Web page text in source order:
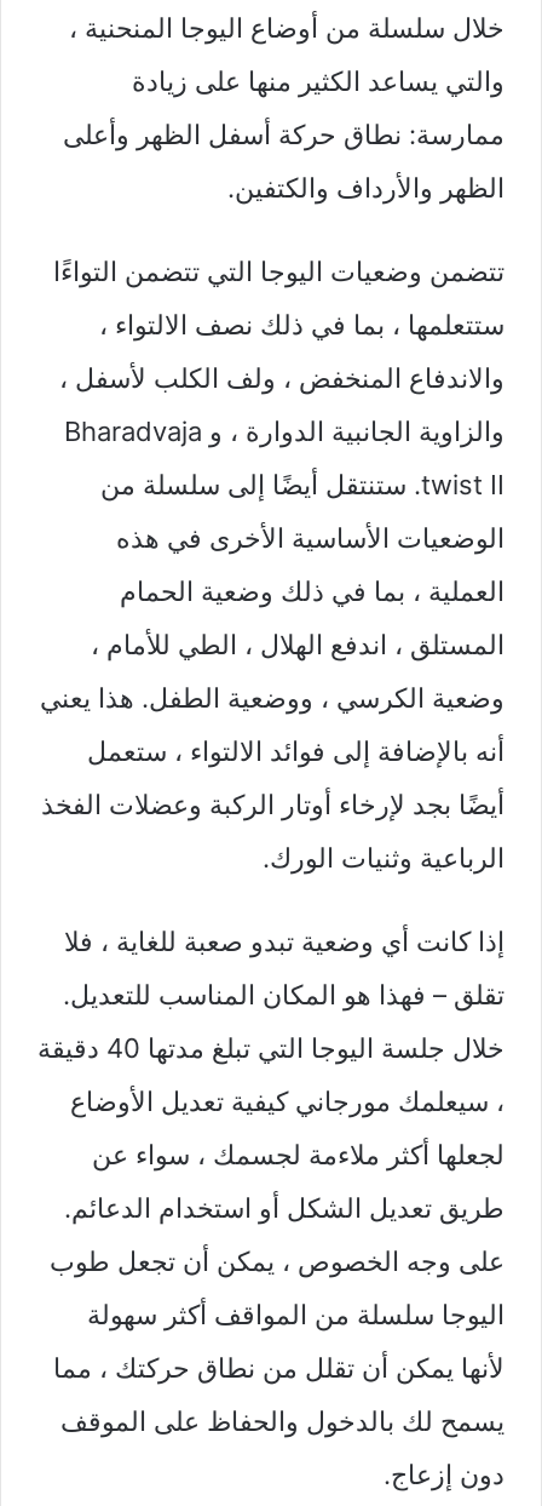
خلال سلسلة من أوضاع اليوجا المنحنية ،
والتي يساعد الكثير منها على زيادة
ممارسة: نطاق حركة أسفل الظهر وأعلى
الظهر والأرداف والكتفين.
تتضمن وضعيات اليوجا التي تتضمن التواءًا
ستتعلمها ، بما في ذلك نصف الالتواء ،
والاندفاع المنخفض ، ولف الكلب لأسفل ،
والزاوية الجانبية الدوارة ، و Bharadvaja
twist II. ستنتقل أيضًا إلى سلسلة من
الوضعيات الأساسية الأخرى في هذه
العملية ، بما في ذلك وضعية الحمام
المستلق ، اندفع الهلال ، الطي للأمام ،
وضعية الكرسي ، ووضعية الطفل. هذا يعني
أنه بالإضافة إلى فوائد الالتواء ، ستعمل
أيضًا بجد لإرخاء أوتار الركبة وعضلات الفخذ
الرباعية وثنيات الورك.
إذا كانت أي وضعية تبدو صعبة للغاية ، فلا
تقلق – فهذا هو المكان المناسب للتعديل.
خلال جلسة اليوجا التي تبلغ مدتها 40 دقيقة
، سيعلمك مورجاني كيفية تعديل الأوضاع
لجعلها أكثر ملاءمة لجسمك ، سواء عن
طريق تعديل الشكل أو استخدام الدعائم.
على وجه الخصوص ، يمكن أن تجعل طوب
اليوجا سلسلة من المواقف أكثر سهولة
لأنها يمكن أن تقلل من نطاق حركتك ، مما
يسمح لك بالدخول والحفاظ على الموقف
دون إزعاج.